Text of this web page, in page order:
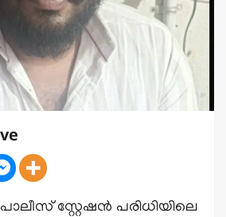
സ്റ്റേഷൻ പരിധിയിലെ